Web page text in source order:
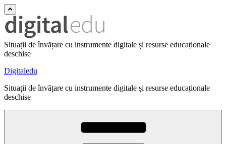
Situații de învățare cu instrumente digitale și resurse educaționale
deschise
Digitaledu
Situații de învățare cu instrumente digitale și resurse educaționale
deschise